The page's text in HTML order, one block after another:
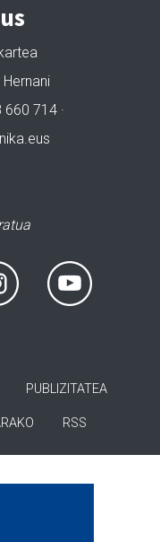
660 714 ·
PUBLIZITATEA
RSS